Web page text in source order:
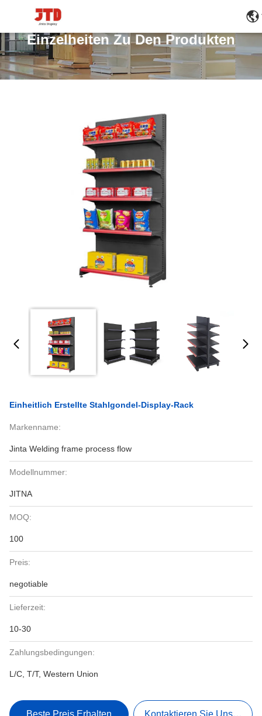
Einzelheiten Zu Den Produkten
Einheitlich Erstellte Stahlgondel-Display-Rack
Markenname:
Jinta Welding frame process flow
Modellnummer:
JITNA
MOQ:
100
Preis:
negotiable
Lieferzeit:
10-30
Zahlungsbedingungen:
L/C, T/T, Western Union
Beste Preis Erhalten Kontaktieren Sie Uns Jetzt